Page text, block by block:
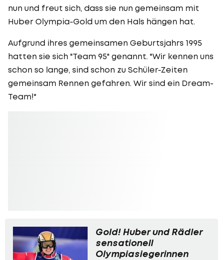
nun und freut sich, dass sie nun gemeinsam mit
Huber Olympia-Gold um den Hals hängen hat.
Aufgrund ihres gemeinsamen Geburtsjahrs 1995
hatten sie sich "Team 95" genannt. "Wir kennen uns
schon so lange, sind schon zu Schüler-Zeiten
gemeinsam Rennen gefahren. Wir sind ein Dream-
Team!"
Gold! Huber und Rädler
sensationell
Olympiasiegerinnen